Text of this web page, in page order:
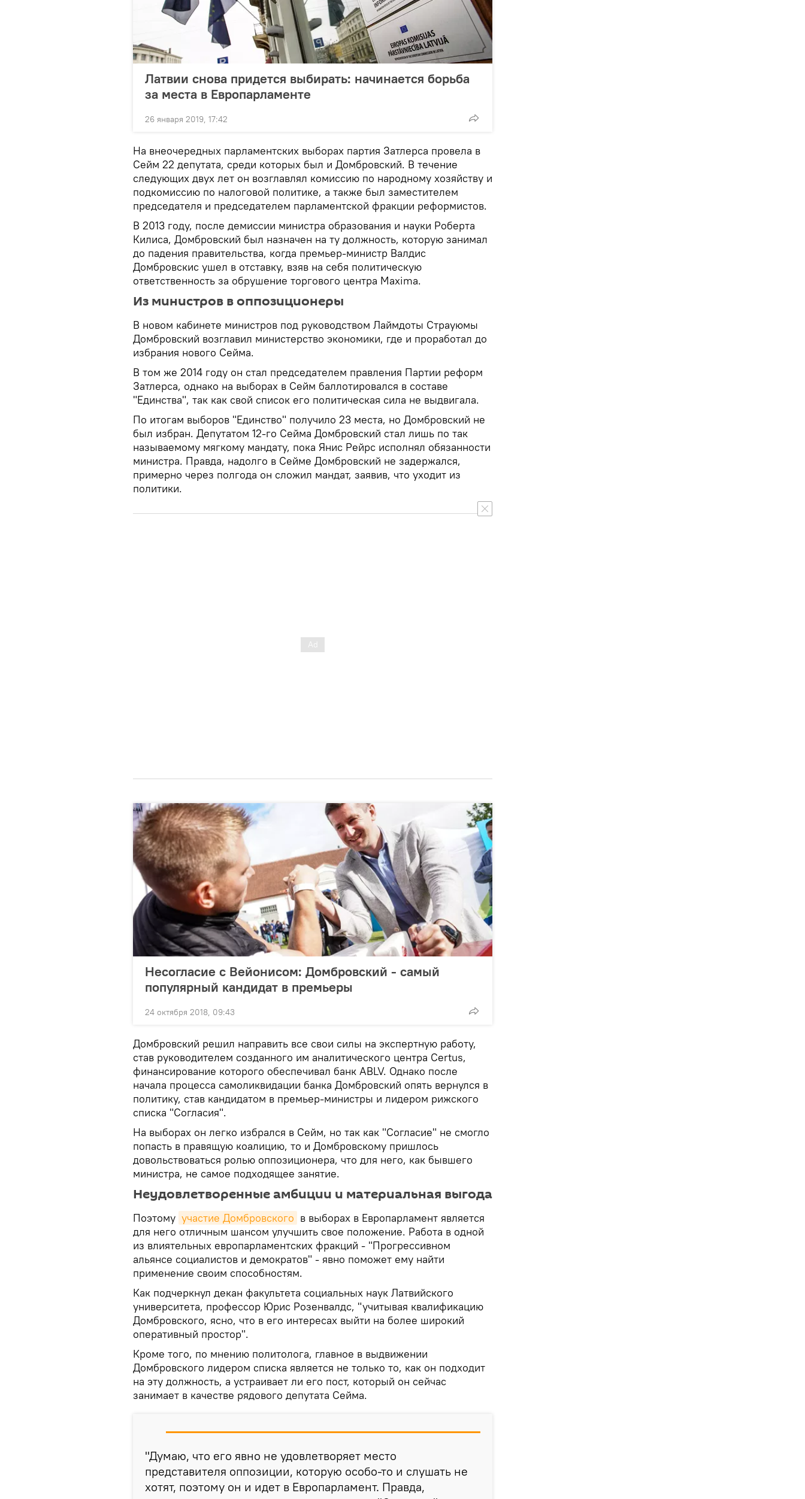
Латвии снова придется выбирать: начинается борьба
за места в Европарламенте
26 января 2019, 17:42
На внеочередных парламентских выборах партия Затлерса провела в
Сейм 22 депутата, среди которых был и Домбровский. В течение
следующих двух лет он возглавлял комиссию по народному хозяйству и
подкомиссию по налоговой политике, а также был заместителем
председателя и председателем парламентской фракции реформистов.
В 2013 году, после демиссии министра образования и науки Роберта
Килиса, Домбровский был назначен на ту должность, которую занимал
до падения правительства, когда премьер-министр Валдис
Домбровскис ушел в отставку, взяв на себя политическую
ответственность за обрушение торгового центра Maxima.
Из министров в оппозиционеры
В новом кабинете министров под руководством Лаймдоты Страуюмы
Домбровский возглавил министерство экономики, где и проработал до
избрания нового Сейма.
В том же 2014 году он стал председателем правления Партии реформ
Затлерса, однако на выборах в Сейм баллотировался в составе
"Единства", так как свой список его политическая сила не выдвигала.
По итогам выборов "Единство" получило 23 места, но Домбровский не
был избран. Депутатом 12-го Сейма Домбровский стал лишь по так
называемому мягкому мандату, пока Янис Рейрс исполнял обязанности
министра. Правда, надолго в Сейме Домбровский не задержался,
примерно через полгода он сложил мандат, заявив, что уходит из
политики.
Несогласие с Вейонисом: Домбровский - самый
популярный кандидат в премьеры
24 октября 2018, 09:43
Домбровский решил направить все свои силы на экспертную работу,
став руководителем созданного им аналитического центра Certus,
финансирование которого обеспечивал банк ABLV. Однако после
начала процесса самоликвидации банка Домбровский опять вернулся в
политику, став кандидатом в премьер-министры и лидером рижского
списка "Согласия".
На выборах он легко избрался в Сейм, но так как "Согласие" не смогло
попасть в правящую коалицию, то и Домбровскому пришлось
довольствоваться ролью оппозиционера, что для него, как бывшего
министра, не самое подходящее занятие.
Неудовлетворенные амбиции и материальная выгода
Поэтому участие Домбровского в выборах в Европарламент является
для него отличным шансом улучшить свое положение. Работа в одной
из влиятельных европарламентских фракций - "Прогрессивном
альянсе социалистов и демократов" - явно поможет ему найти
применение своим способностям.
Как подчеркнул декан факультета социальных наук Латвийского
университета, профессор Юрис Розенвалдс, "учитывая квалификацию
Домбровского, ясно, что в его интересах выйти на более широкий
оперативный простор".
Кроме того, по мнению политолога, главное в выдвижении
Домбровского лидером списка является не только то, как он подходит
на эту должность, а устраивает ли его пост, который он сейчас
занимает в качестве рядового депутата Сейма.
"Думаю, что его явно не удовлетворяет место
представителя оппозиции, которую особо-то и слушать не
хотят, поэтому он и идет в Европарламент. Правда,